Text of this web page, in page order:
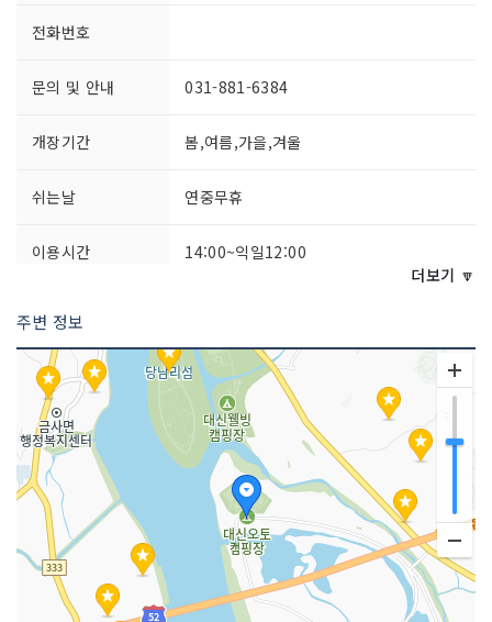
전화번호
문의 및 안내 031-881-6384
개장기간 봄,여름,가을,겨울
쉬는날 연중무휴
이용시간
14:00~익일12:00
더보기 🔽
주변 정보